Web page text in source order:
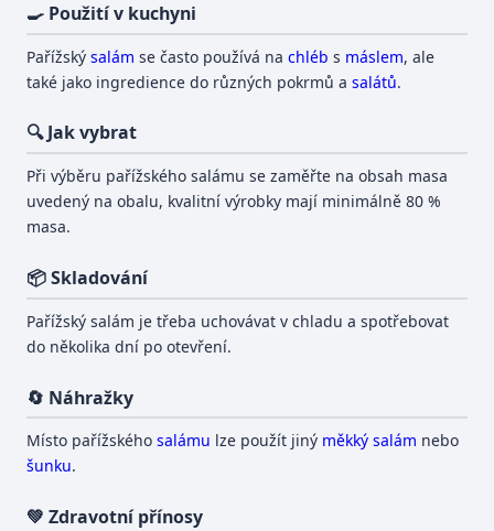
🍳 Použití v kuchyni
Pařížskýsalám se často používá nachléb s máslem, ale
také jako ingredience do různých pokrmů asalátů.
🔍 Jak vybrat
Při výběru pařížského salámu se zaměřte na obsah masa
uvedený na obalu, kvalitní výrobky mají minimálně 80 %
masa.
📦 Skladování
Pařížský salám je třeba uchovávat v chladu a spotřebovat
do několika dní po otevření.
🔄 Náhražky
Místo pařížskéhosalámu lze použít jiný měkký salám nebo
šunku.
💚 Zdravotní přínosy